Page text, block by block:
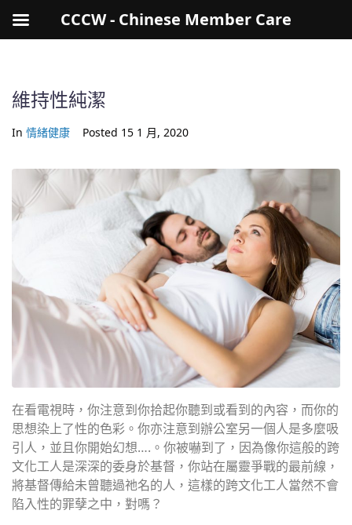
維持性純潔
In 情緒健康 Posted 15 1 月, 2020
在看電視時，你注意到你拾起你聽到或看到的內容，而你的
思想染上了性的色彩。你亦注意到辦公室另一個人是多麼吸
引人，並且你開始幻想….。你被嚇到了，因為像你這般的跨
文化工人是深深的委身於基督，你站在屬靈爭戰的最前線，
將基督傳給未曾聽過祂名的人，這樣的跨文化工人當然不會
陷入性的罪孽之中，對嗎？
CCCW - Chinese Member Care